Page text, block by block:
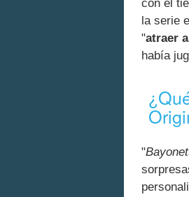
con el
la serie
"atraer
había
"